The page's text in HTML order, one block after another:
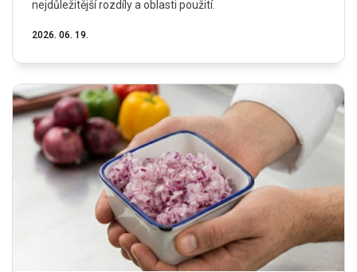
nejdůležitější rozdíly a oblasti použití.
2026. 06. 19.